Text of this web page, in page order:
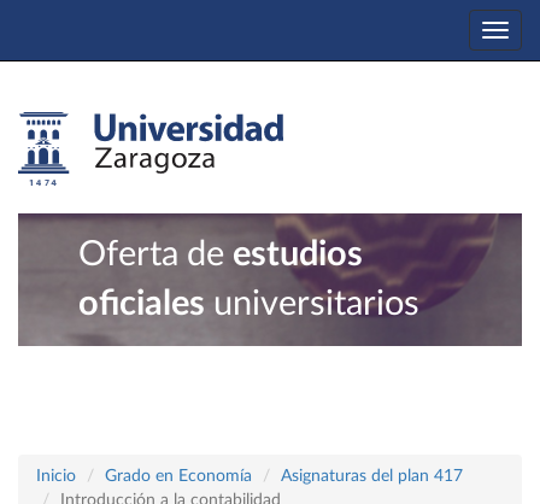
Oferta de estudios
oficiales universitarios
Inicio Grado en Economía
Asignaturas del plan 417
Introducción a la contabilidad